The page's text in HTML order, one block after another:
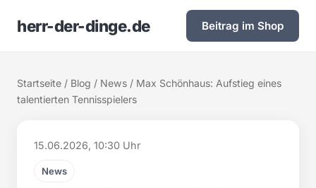
herr-der-dinge.de Beitrag im Shop
Startseite / Blog / News / Max Schönhaus: Aufstieg eines
talentierten Tennisspielers
15.06.2026, 10:30 Uhr
News